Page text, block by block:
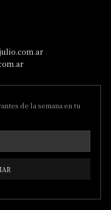
de la semana en tu